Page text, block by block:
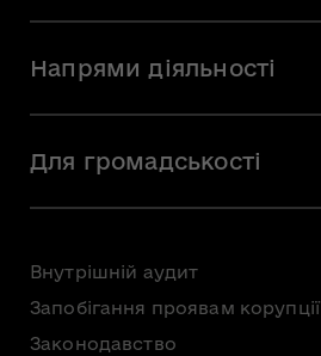
Команда
Вакансії
Напрями діяльності
Мистецька освіта
Для громадськості
Внутрішній аудит
Запобігання проявам корупції
Законодавство